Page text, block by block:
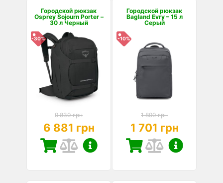
Городской рюкзак
Osprey Sojourn Porter –
30 л Черный
-30%
9 830 грн
6 881 грн
Городской рюкзак
Bagland Evry – 15 л
Серый
-10%
1 890 грн
1 701 грн